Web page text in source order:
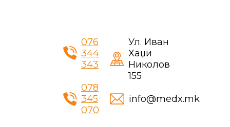
076
344
343
078
345
070
Ул. Иван
Хаџи
Николов
155
info@medx.mk